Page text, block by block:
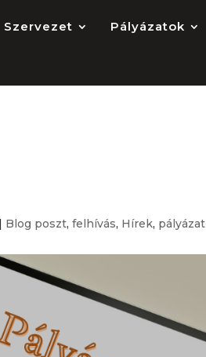
Szervezet Pályázatok
| Blog poszt,felhívás, Hírek, pályázat